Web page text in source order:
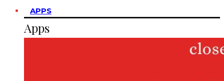
APPS
Apps